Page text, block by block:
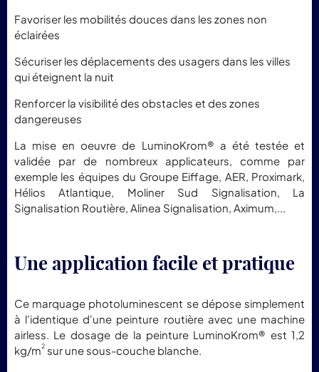
Favoriser les mobilités douces dans les zones non
éclairées
Sécuriser les déplacements des usagers dans les villes
qui éteignent la nuit
Renforcer la visibilité des obstacles et des zones
dangereuses
La mise en oeuvre de LuminoKrom® a été testée et
validée par de nombreux applicateurs, comme par
exemple les équipes du Groupe Eiffage, AER, Proximark,
Hélios Atlantique, Moliner Sud Signalisation, La
Signalisation Routière, Alinea Signalisation, Aximum,...
Une application facile et pratique
Ce marquage photoluminescent se dépose simplement
à l'identique d'une peinture routière avec une machine
airless. Le dosage de la peinture LuminoKrom® est 1,2
kg/m2 sur une sous-couche blanche.